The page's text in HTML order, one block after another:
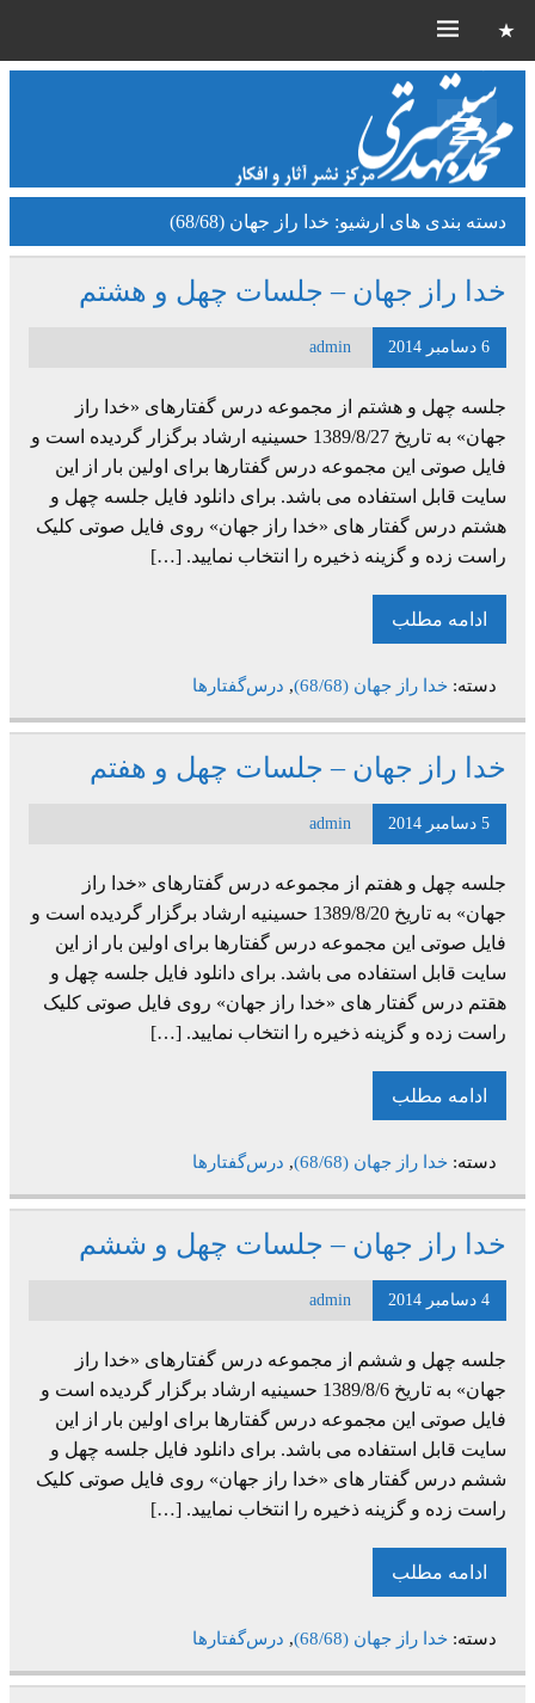
دسته بندی های ارشیو: خدا راز جهان (68/68)
خدا راز جهان – جلسات چهل و هشتم
6 دسامبر 2014 admin
جلسه چهل و هشتم از مجموعه درس گفتارهای «خدا راز
جهان» به تاریخ 1389/8/27 حسینیه ارشاد برگزار گردیده است و
فایل صوتی این مجموعه درس گفتارها برای اولین بار از این
سایت قابل استفاده می باشد. برای دانلود فایل جلسه چهل و
هشتم درس گفتار های «خدا راز جهان» روی فایل صوتی کلیک
راست زده و گزینه ذخیره را انتخاب نمایید. […]
ادامه مطلب
دسته: خدا راز جهان (68/68) , درس‌گفتارها
خدا راز جهان – جلسات چهل و هفتم
5 دسامبر 2014 admin
جلسه چهل و هفتم از مجموعه درس گفتارهای «خدا راز
جهان» به تاریخ 1389/8/20 حسینیه ارشاد برگزار گردیده است و
فایل صوتی این مجموعه درس گفتارها برای اولین بار از این
سایت قابل استفاده می باشد. برای دانلود فایل جلسه چهل و
هقتم درس گفتار های «خدا راز جهان» روی فایل صوتی کلیک
راست زده و گزینه ذخیره را انتخاب نمایید. […]
ادامه مطلب
دسته: خدا راز جهان (68/68) , درس‌گفتارها
خدا راز جهان – جلسات چهل و ششم
4 دسامبر 2014 admin
جلسه چهل و ششم از مجموعه درس گفتارهای «خدا راز
جهان» به تاریخ 1389/8/6 حسینیه ارشاد برگزار گردیده است و
فایل صوتی این مجموعه درس گفتارها برای اولین بار از این
سایت قابل استفاده می باشد. برای دانلود فایل جلسه چهل و
ششم درس گفتار های «خدا راز جهان» روی فایل صوتی کلیک
راست زده و گزینه ذخیره را انتخاب نمایید. […]
ادامه مطلب
دسته: خدا راز جهان (68/68) , درس‌گفتارها